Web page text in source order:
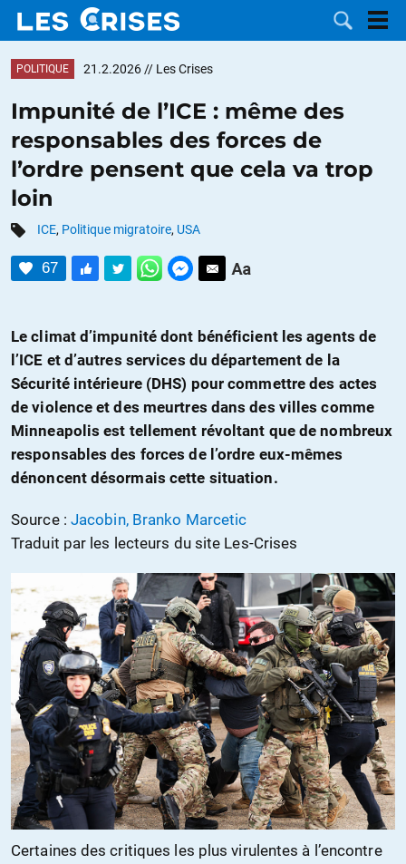
DOSSIERS
CATÉGORIES
CONTACTER
FAIRE UN
DON
POLITIQUE 21.2.2026 // Les Crises
Impunité de l’ICE : même des
responsables des forces de
l’ordre pensent que cela va trop
loin
ICE, Politique migratoire, USA
67
Le climat d’impunité dont bénéficient les agents de
l’ICE et d’autres services du département de la
Sécurité intérieure (DHS) pour commettre des actes
de violence et des meurtres dans des villes comme
Minneapolis est tellement révoltant que de nombreux
responsables des forces de l’ordre eux-mêmes
dénoncent désormais cette situation.
Source : Jacobin, Branko Marcetic
Traduit par les lecteurs du site Les-Crises
Certaines des critiques les plus virulentes à l’encontre